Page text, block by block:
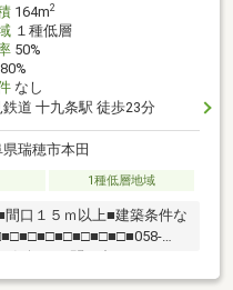
164m2
１種低層
50%
なし
道 十九条駅 徒歩23分
瑞穂市本田
1種低層地域
口１５ｍ以上■建築条件な
板・黄色い車を見かけたこ